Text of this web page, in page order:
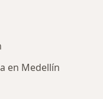
en Medellín